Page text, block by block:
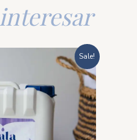
interesar
Sale!
Rango
precios:
desde